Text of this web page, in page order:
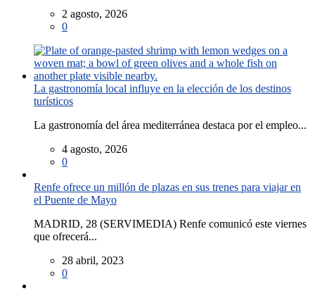
2 agosto, 2026
0
La gastronomía local influye en la elección de los destinos
turísticos
La gastronomía del área mediterránea destaca por el empleo...
4 agosto, 2026
0
Renfe ofrece un millón de plazas en sus trenes para viajar en
el Puente de Mayo
MADRID, 28 (SERVIMEDIA) Renfe comunicó este viernes
que ofrecerá...
28 abril, 2023
0